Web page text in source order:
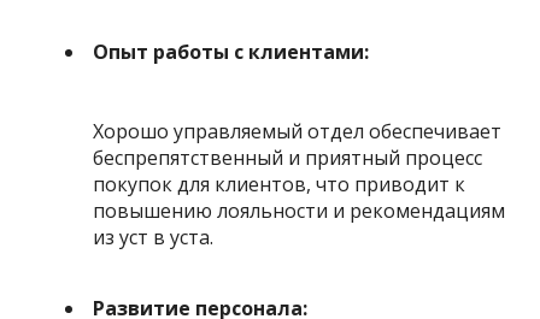
Опыт работы с клиентами:
Хорошо управляемый отдел обеспечивает
беспрепятственный и приятный процесс
покупок для клиентов, что приводит к
повышению лояльности и рекомендациям
из уст в уста.
Развитие персонала: